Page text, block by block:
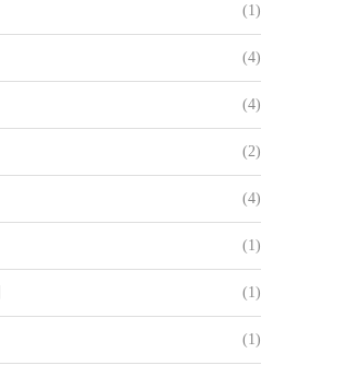
(1)
(4)
(4)
(2)
(4)
(1)
(1)
(1)